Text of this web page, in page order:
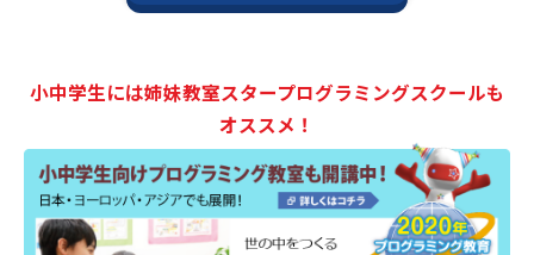
小中学生には姉妹教室スタープログラミングスクールも
オススメ！